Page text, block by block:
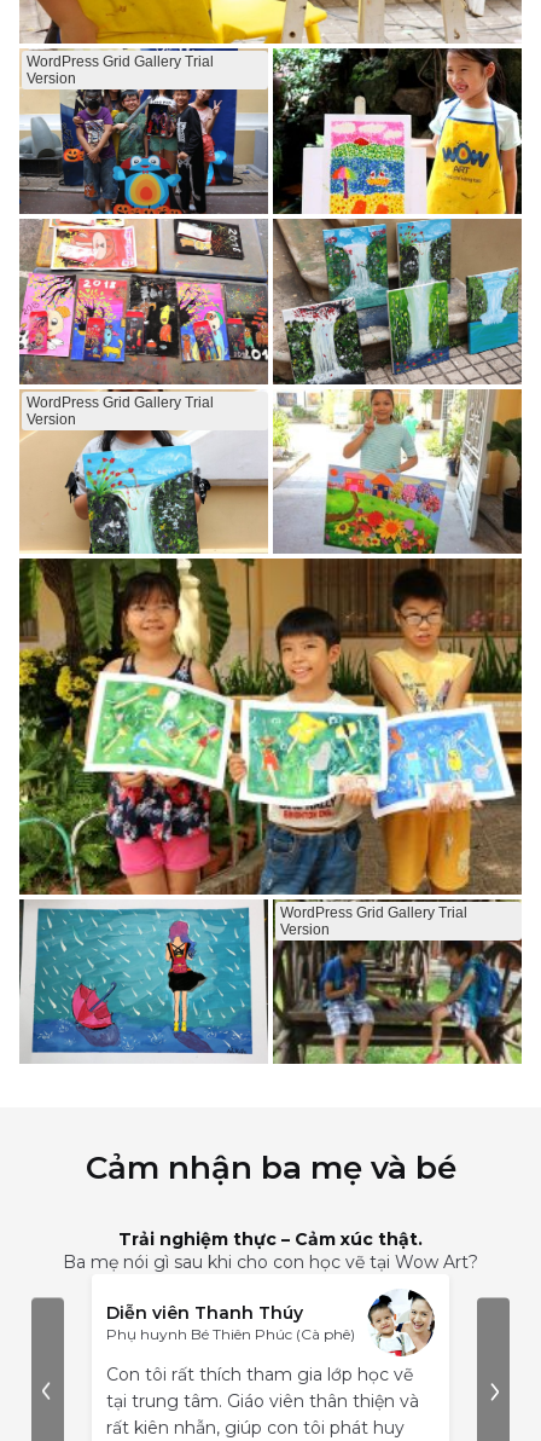
WordPress Grid Gallery Trial
Version
WordPress Grid Gallery Trial
Version
WordPress Grid Gallery Trial
Version
Cảm nhận ba mẹ và bé
Trải nghiệm thực – Cảm xúc thật.
Ba mẹ nói gì sau khi cho con học vẽ tại Wow Art?
Diễn viên Thanh Thúy
Phụ huynh Bé Thiên Phúc (Cà phê)
Con tôi rất thích tham gia lớp học vẽ
tại trung tâm. Giáo viên thân thiện và
rất kiên nhẫn, giúp con tôi phát huy
giới